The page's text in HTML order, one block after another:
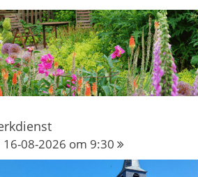
16-08-2026 om 9:30